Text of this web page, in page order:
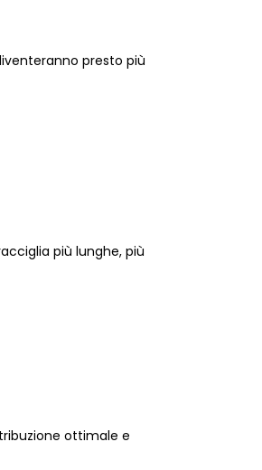
presto più
più lunghe, più
ottimale e